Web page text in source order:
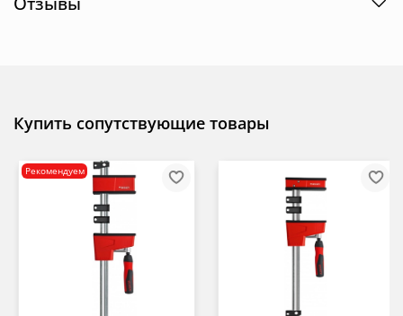
Купить сопутствующие товары
Рекомендуем